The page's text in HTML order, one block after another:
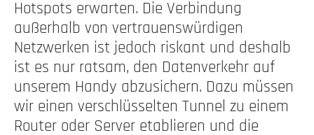
Hotspots erwarten. Die Verbindung
außerhalb von vertrauenswürdigen
Netzwerken ist jedoch riskant und deshalb
ist es nur ratsam, den Datenverkehr auf
unserem Handy abzusichern. Dazu müssen
wir einen verschlüsselten Tunnel zu einem
Router oder Server etablieren und die